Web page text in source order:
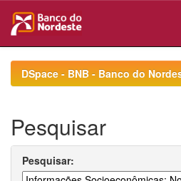
navigationDSpace - BNB - Banco do
Pesquisar
Pesquisar: